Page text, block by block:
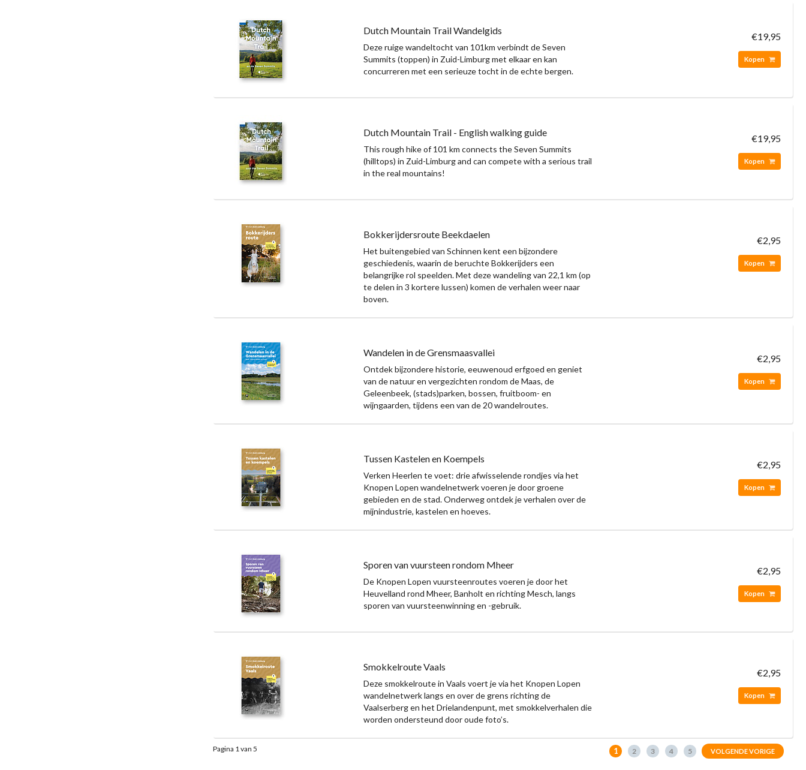
Dutch Mountain Trail Wandelgids
Deze ruige wandeltocht van 101km verbindt de Seven
Summits (toppen) in Zuid-Limburg met elkaar en kan
concurreren met een serieuze tocht in de echte bergen.
€19,95
Kopen
Dutch Mountain Trail - English walking guide
This rough hike of 101 km connects the Seven Summits
(hilltops) in Zuid-Limburg and can compete with a serious trail
in the real mountains!
€19,95
Kopen
Bokkerijdersroute Beekdaelen
Het buitengebied van Schinnen kent een bijzondere
geschiedenis, waarin de beruchte Bokkerijders een
belangrijke rol speelden. Met deze wandeling van 22,1 km (op
te delen in 3 kortere lussen) komen de verhalen weer naar
boven.
€2,95
Kopen
Wandelen in de Grensmaasvallei
Ontdek bijzondere historie, eeuwenoud erfgoed en geniet
van de natuur en vergezichten rondom de Maas, de
Geleenbeek, (stads)parken, bossen, fruitboom- en
wijngaarden, tijdens een van de 20 wandelroutes.
€2,95
Kopen
Tussen Kastelen en Koempels
Verken Heerlen te voet: drie afwisselende rondjes via het
Knopen Lopen wandelnetwerk voeren je door groene
gebieden en de stad. Onderweg ontdek je verhalen over de
mijnindustrie, kastelen en hoeves.
€2,95
Kopen
Sporen van vuursteen rondom Mheer
De Knopen Lopen vuursteenroutes voeren je door het
Heuvelland rond Mheer, Banholt en richting Mesch, langs
sporen van vuursteenwinning en -gebruik.
€2,95
Kopen
Smokkelroute Vaals
Deze smokkelroute in Vaals voert je via het Knopen Lopen
wandelnetwerk langs en over de grens richting de
Vaalserberg en het Drielandenpunt, met smokkelverhalen die
worden ondersteund door oude foto’s.
€2,95
Kopen
Pagina 1 van 5 1 2 3 4 5 VOLGENDE VORIGE